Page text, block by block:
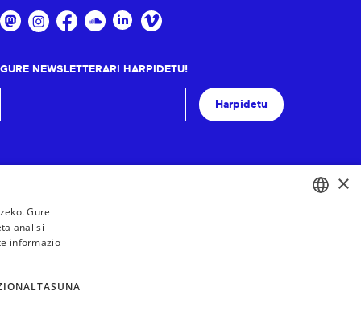
GURE NEWSLETTERARI HARPIDETU!
Harpidetu
×
Gure
analisi-
informazio